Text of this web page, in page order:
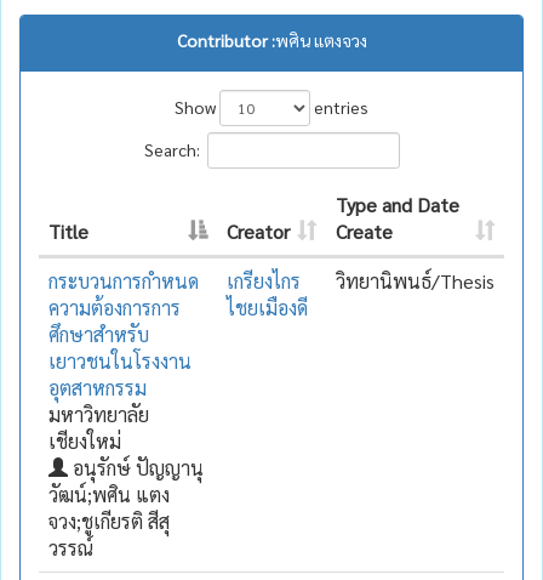
Contributor :พศิน แตงจวง
Show
entries
Search:
Title Creator
Type and Date
Create
กระบวนการกำหนด
ความต้องการการ
ศึกษาสำหรับ
เยาวชนในโรงงาน
อุตสาหกรรม
มหาวิทยาลัย
เชียงใหม่
อนุรักษ์ ปัญญานุ
วัฒน์;พศิน แตง
จวง;ชูเกียรติ สีสุ
วรรณ์
เกรียงไกร
ไชยเมืองดี
วิทยานิพนธ์/Thesis